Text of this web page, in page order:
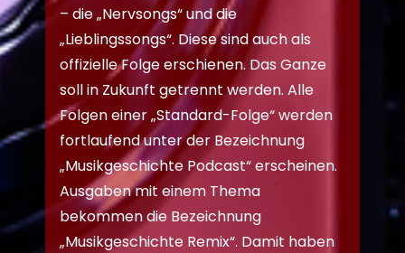
– die „Nervsongs“ und die
„Lieblingssongs“. Diese sind auch als
offizielle Folge erschienen. Das Ganze
soll in Zukunft getrennt werden. Alle
Folgen einer „Standard-Folge“ werden
fortlaufend unter der Bezeichnung
„Musikgeschichte Podcast“ erscheinen.
Ausgaben mit einem Thema
bekommen die Bezeichnung
„Musikgeschichte Remix“. Damit haben